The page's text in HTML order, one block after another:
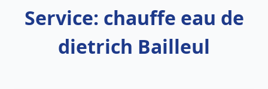
Service: chauffe eau de
dietrich Bailleul